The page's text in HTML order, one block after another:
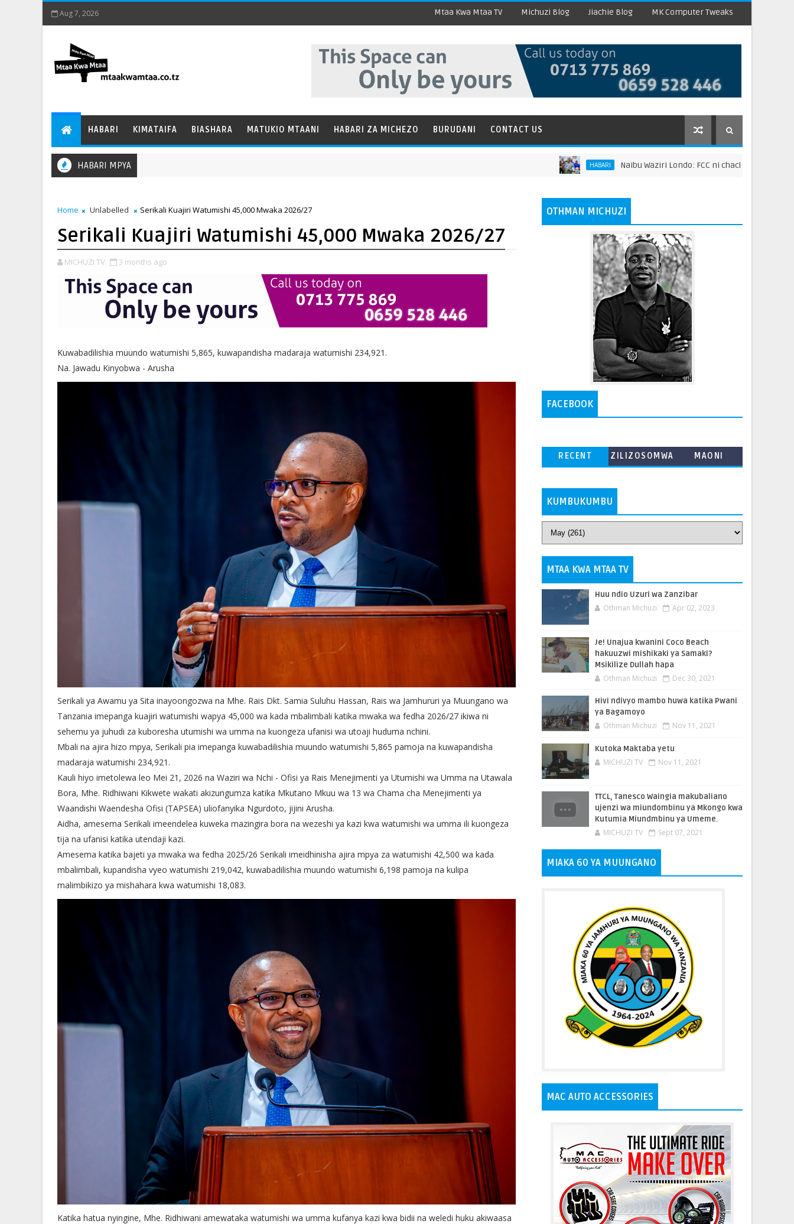
Aug 7, 2026 Mtaa Kwa Mtaa TV Michuzi Blog Jiachie Blog MK Computer Tweaks
HABARI KIMATAIFA BIASHARA MATUKIO MTAANI HABARI ZA MICHEZO BURUDANI CONTACT US
HABARI MPYA Naibu Waziri Londo: FCC ni chachu ya kuongeza thamani ya
Home Unlabelled Serikali Kuajiri Watumishi 45,000 Mwaka 2026/27
Serikali Kuajiri Watumishi 45,000 Mwaka 2026/27
MICHUZI TV 3 months ago
Kuwabadilishia muundo watumishi 5,865, kuwapandisha madaraja watumishi 234,921.
Na. Jawadu Kinyobwa - Arusha
Serikali ya Awamu ya Sita inayoongozwa na Mhe. Rais Dkt. Samia Suluhu Hassan, Rais wa Jamhururi ya Muungano wa
Tanzania imepanga kuajiri watumishi wapya 45,000 wa kada mbalimbali katika mwaka wa fedha 2026/27 ikiwa ni
sehemu ya juhudi za kuboresha utumishi wa umma na kuongeza ufanisi wa utoaji huduma nchini.
Mbali na ajira hizo mpya, Serikali pia imepanga kuwabadilishia muundo watumishi 5,865 pamoja na kuwapandisha
madaraja watumishi 234,921.
Kauli hiyo imetolewa leo Mei 21, 2026 na Waziri wa Nchi - Ofisi ya Rais Menejimenti ya Utumishi wa Umma na Utawala
Bora, Mhe. Ridhiwani Kikwete wakati akizungumza katika Mkutano Mkuu wa 13 wa Chama cha Menejimenti ya
Waandishi Waendesha Ofisi (TAPSEA) uliofanyika Ngurdoto, jijini Arusha.
Aidha, amesema Serikali imeendelea kuweka mazingira bora na wezeshi ya kazi kwa watumishi wa umma ili kuongeza
tija na ufanisi katika utendaji kazi.
Amesema katika bajeti ya mwaka wa fedha 2025/26 Serikali imeidhinisha ajira mpya za watumishi 42,500 wa kada
mbalimbali, kupandisha vyeo watumishi 219,042, kuwabadilishia muundo watumishi 6,198 pamoja na kulipa
malimbikizo ya mishahara kwa watumishi 18,083.
Katika hatua nyingine, Mhe. Ridhiwani amewataka watumishi wa umma kufanya kazi kwa bidii na weledi huku akiwaasa
OTHMAN MICHUZI
FACEBOOK
RECENT
ZILIZOSOMWA
MAONI
KUMBUKUMBU
MTAA KWA MTAA TV
Huu ndio Uzuri wa Zanzibar
Othman Michuzi Apr 02, 2023
Je! Unajua kwanini Coco Beach
hakuuzwi mishikaki ya Samaki?
Msikilize Dullah hapa
Othman Michuzi Dec 30, 2021
Hivi ndivyo mambo huwa katika Pwani
ya Bagamoyo
Othman Michuzi Nov 11, 2021
Kutoka Maktaba yetu
MICHUZI TV Nov 11, 2021
TTCL, Tanesco Waingia makubaliano
ujenzi wa miundombinu ya Mkongo kwa
Kutumia Miundmbinu ya Umeme.
MICHUZI TV Sept 07, 2021
MIAKA 60 YA MUUNGANO
MAC AUTO ACCESSORIES